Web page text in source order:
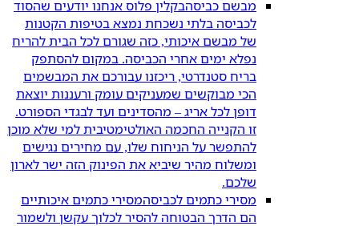
מבשם כביסהבקלין פלוס אנחנו יודעים שהסוד
לכביסה בלתי נשכחת נמצא בטיפות הקטנות
של מבשם איכותי, כזה שגורם לכל הבית להריח
נפלא ימים אחרי הכביסה. במקום להסתפק
בריח סטנדרטי, ריכזנו עבורכם את המבשמים
הכי מבוקשים שמעניקים עומק ורעננות יוצאת
דופן לכל אריג – מהסדינים ועד לבגדי הספורט.
זו הקנייה החכמה האולטימטיבית למי שלא מוכן
להתפשר על הניחוח שלו, עם מחירים נגישים
ומשלוח מהיר שיביא את הפינוק הזה ישר לארון
שלכם.
מסירי כתמים לכביסהמסירי כתמים איכותיים
הם הדרך הבטוחה להסיר לכלוך עקשן ולשמור